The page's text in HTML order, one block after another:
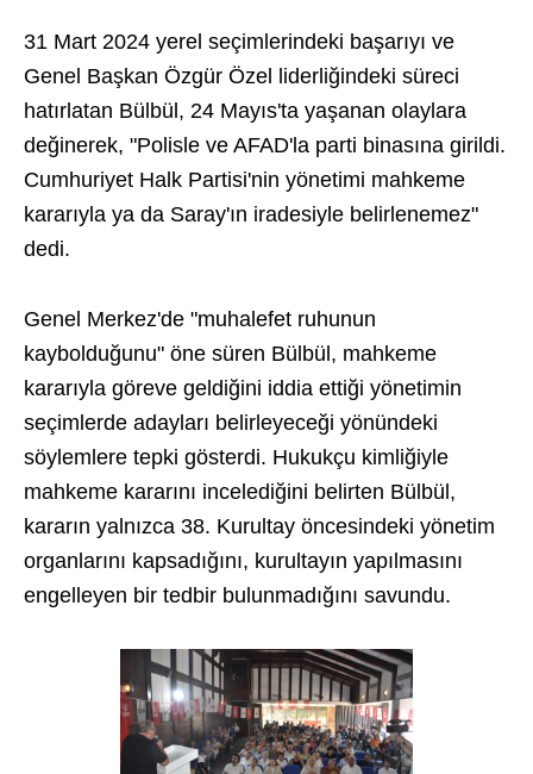
31 Mart 2024 yerel seçimlerindeki başarıyı ve
Genel Başkan Özgür Özel liderliğindeki süreci
hatırlatan Bülbül, 24 Mayıs'ta yaşanan olaylara
değinerek, "Polisle ve AFAD'la parti binasına girildi.
Cumhuriyet Halk Partisi'nin yönetimi mahkeme
kararıyla ya da Saray'ın iradesiyle belirlenemez"
dedi.
Genel Merkez'de "muhalefet ruhunun
kaybolduğunu" öne süren Bülbül, mahkeme
kararıyla göreve geldiğini iddia ettiği yönetimin
seçimlerde adayları belirleyeceği yönündeki
söylemlere tepki gösterdi. Hukukçu kimliğiyle
mahkeme kararını incelediğini belirten Bülbül,
kararın yalnızca 38. Kurultay öncesindeki yönetim
organlarını kapsadığını, kurultayın yapılmasını
engelleyen bir tedbir bulunmadığını savundu.